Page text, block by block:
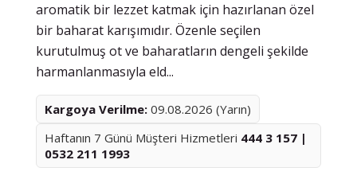
aromatik bir lezzet katmak için hazırlanan özel
bir baharat karışımıdır. Özenle seçilen
kurutulmuş ot ve baharatların dengeli şekilde
harmanlanmasıyla eld...
Kargoya Verilme: 09.08.2026 (Yarın)
Haftanın 7 Günü Müşteri Hizmetleri 444 3 157 |
0532 211 1993